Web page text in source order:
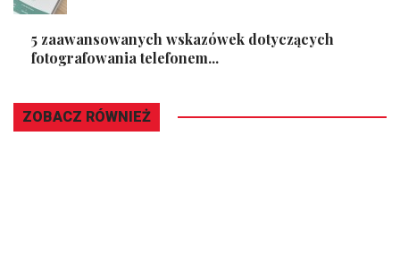
5 zaawansowanych wskazówek dotyczących
fotografowania telefonem...
ZOBACZ RÓWNIEŻ